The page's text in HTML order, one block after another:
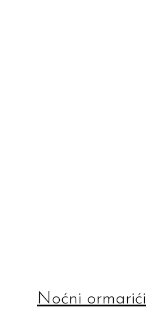
Noćni ormarići